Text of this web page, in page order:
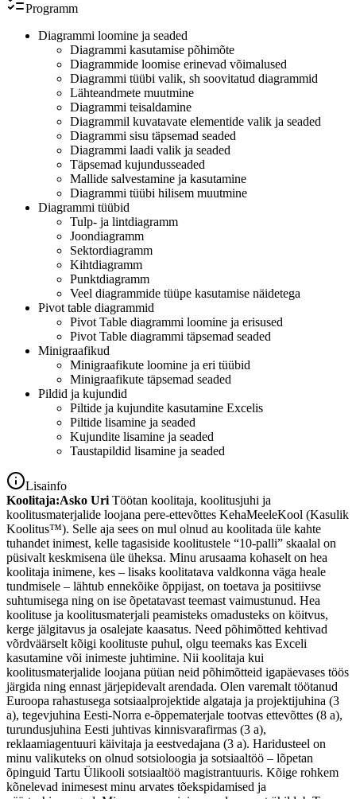
Programm
Diagrammi loomine ja seaded
Diagrammi kasutamise põhimõte
Diagrammide loomise erinevad võimalused
Diagrammi tüübi valik, sh soovitatud diagrammid
Lähteandmete muutmine
Diagrammi teisaldamine
Diagrammil kuvatavate elementide valik ja seaded
Diagrammi sisu täpsemad seaded
Diagrammi laadi valik ja seaded
Täpsemad kujundusseaded
Mallide salvestamine ja kasutamine
Diagrammi tüübi hilisem muutmine
Diagrammi tüübid
Tulp- ja lintdiagramm
Joondiagramm
Sektordiagramm
Kihtdiagramm
Punktdiagramm
Veel diagrammide tüüpe kasutamise näidetega
Pivot table diagrammid
Pivot Table diagrammi loomine ja erisused
Pivot Table diagrammi täpsemad seaded
Minigraafikud
Minigraafikute loomine ja eri tüübid
Minigraafikute täpsemad seaded
Pildid ja kujundid
Piltide ja kujundite kasutamine Excelis
Piltide lisamine ja seaded
Kujundite lisamine ja seaded
Taustapildid lisamine ja seaded
Lisainfo
Koolitaja:Asko Uri Töötan koolitaja, koolitusjuhi ja
koolitusmaterjalide loojana pere-ettevõttes KehaMeeleKool (Kasulik
Koolitus™). Selle aja sees on mul olnud au koolitada üle kahte
tuhandet inimest, kelle tagasiside koolitustele “10-palli” skaalal on
püsivalt keskmisena üle üheksa. Minu arusaama kohaselt on hea
koolitaja inimene, kes – lisaks koolitatava valdkonna väga heale
tundmisele – lähtub ennekõike õppijast, on toetava ja positiivse
suhtumisega ning on ise õpetatavast teemast vaimustunud. Hea
koolituse ja koolitusmaterjali peamisteks omadusteks on köitvus,
kerge jälgitavus ja osalejate kaasatus. Need põhimõtted kehtivad
võrdväärselt kõigi koolituste puhul, olgu teemaks kas Exceli
kasutamine või inimeste juhtimine. Nii koolitaja kui
koolitusmaterjalide loojana püüan neid põhimõtteid igapäevases töös
järgida ning ennast järjepidevalt arendada. Olen varemalt töötanud
Euroopa rahastusega sotsiaalprojektide algataja ja projektijuhina (3
a), tegevjuhina Eesti-Norra e-õppematerjale tootvas ettevõttes (8 a),
turundusjuhina Eesti juhtivas kinnisvarafirmas (3 a),
reklaamiagentuuri käivitaja ja eestvedajana (3 a). Haridusteel on
minu valikuteks on olnud sotsioloogia ja sotsiaaltöö – lõpetan
õpinguid Tartu Ülikooli sotsiaaltöö magistrantuuris. Kõige rohkem
kõnelevad inimesest minu arvates tõekspidamised ja